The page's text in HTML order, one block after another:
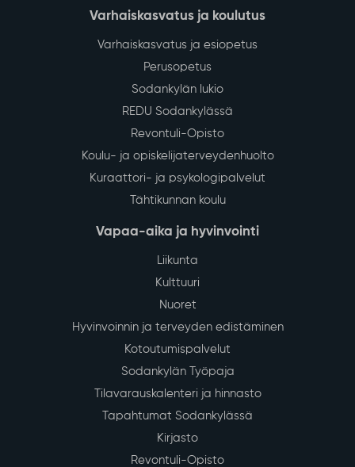
Varhaiskasvatus ja koulutus
Varhaiskasvatus ja esiopetus
Perusopetus
Sodankylän lukio
REDU Sodankylässä
Revontuli-Opisto
Koulu- ja opiskelijaterveydenhuolto
Kuraattori- ja psykologipalvelut
Tähtikunnan koulu
Vapaa-aika ja hyvinvointi
Liikunta
Kulttuuri
Nuoret
Hyvinvoinnin ja terveyden edistäminen
Kotoutumispalvelut
Sodankylän Työpaja
Tilavarauskalenteri ja hinnasto
Tapahtumat Sodankylässä
Kirjasto
Revontuli-Opisto